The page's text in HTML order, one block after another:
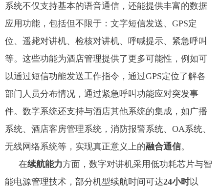
系统不仅支持基本的语音通信，还能提供丰富的数据
应用功能，包括但不限于：文字短信发送、GPS定
位、遥毙对讲机、检核对讲机、呼喊提示、紧急呼叫
等。这些功能为酒店管理提供了更多可能性，例如可
以通过短信功能发送工作指令，通过GPS定位了解各
部门人员分布情况，通过紧急呼叫功能应对突发事
件。数字系统还支持与酒店其他系统的集成，如广播
系统、酒店客房管理系统，消防报警系统、OA系统、
无线网络系统等，实现真正意义上的融合通信。
在续航能力方面，数字对讲机采用低功耗芯片与智
能电源管理技术，部分机型续航时间可达24小时以